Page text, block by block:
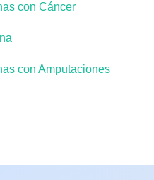
con Cáncer
con Amputaciones